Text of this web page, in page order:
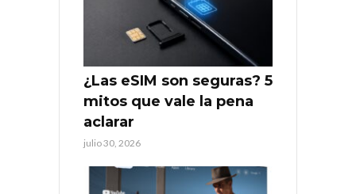
¿Las eSIM son seguras? 5
mitos que vale la pena
aclarar
julio 30, 2026